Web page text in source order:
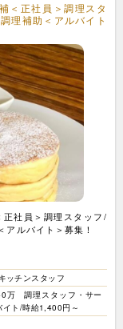
＜正社員＞調理スタ
理補助＜アルバイト
社員＞調理スタッフ/
ルバイト＞募集！
ッチンスタッフ
万 調理スタッフ・サー
ト/時給1,400円～